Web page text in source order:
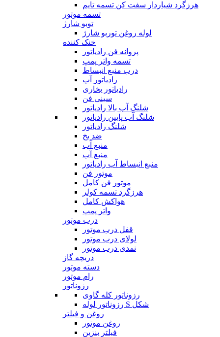
هرزگرد شیاردار سفت کن تسمه تایم
تسمه موتور
توبو شارژ
لوله روغن توربو شارژ
خنک کننده
پروانه فن رادیاتور
تسمه واتر پمپ
درب منبع انبساط
رادیاتور آب
رادیاتور بخاری
سینی فن
شلنگ آب بالا رادیاتور
شلنگ آب پایین رادیاتور
شلنگ رادیاتور
ضد یخ
منبع آب
منبع آب
منبع انبساط آب رادیاتور
موتور فن
موتور فن کامل
هرزگرد تسمه کولر
هواکش کامل
واتر پمپ
درب موتور
قفل درب موتور
لولای درب موتور
نمدی درب موتور
دریچه گاز
دسته موتور
رام موتور
رزوناتور
رزوناتور کله گاوی
رزوناتور لوله S شکل
روغن و فیلتر
روغن موتور
فیلتر بنزین